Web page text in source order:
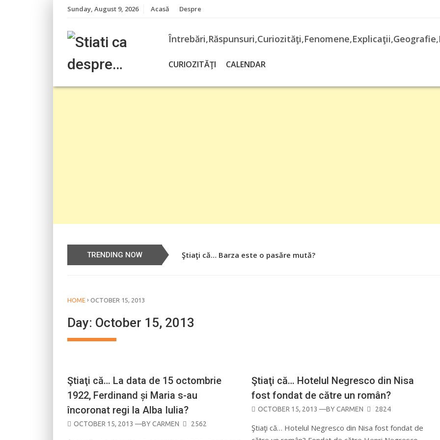
Sunday, August 9, 2026 Acasă Despre
CURIOZITĂŢI CALENDAR
TRENDING NOW Ştiaţi că… Barza este o pasăre mută?
Știați că… Roşiile îsi păstrează substanţele benefice organismului
HOME › OCTOBER 15, 2013
Day: October 15, 2013
Ştiaţi că… La data de 15 octombrie
1922, Ferdinand și Maria s-au
încoronat regi la Alba Iulia?
POSTED
OCTOBER 15, 2013 —BYCARMEN 2562
Ştiaţi că… Hotelul Negresco din Nisa
fost fondat de către un român?
POSTED
OCTOBER 15, 2013 —BYCARMEN 2824
Ştiaţi că… Hotelul Negresco din Nisa fost fondat de